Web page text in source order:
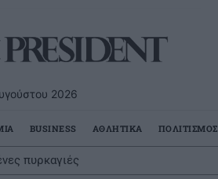
2026
BUSINESS ΑΘΛΗΤΙΚΑ ΠΟΛΙΤΙΣΜΟΣ
πυρκαγιές